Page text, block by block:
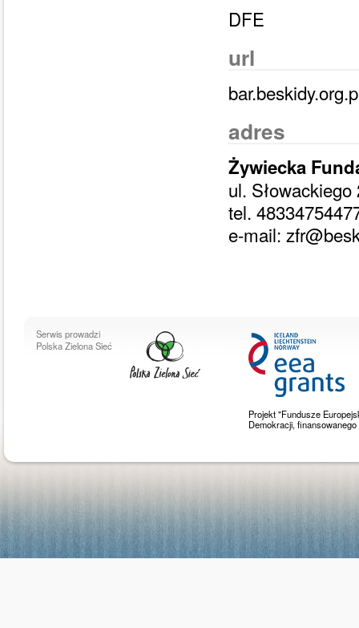
DFE
url
adres
Żywiecka
ul.
tel.
e-mail:
Serwis prowadzi
Polska Zielona Sieć
Projekt "Fundusze
Demokracji,